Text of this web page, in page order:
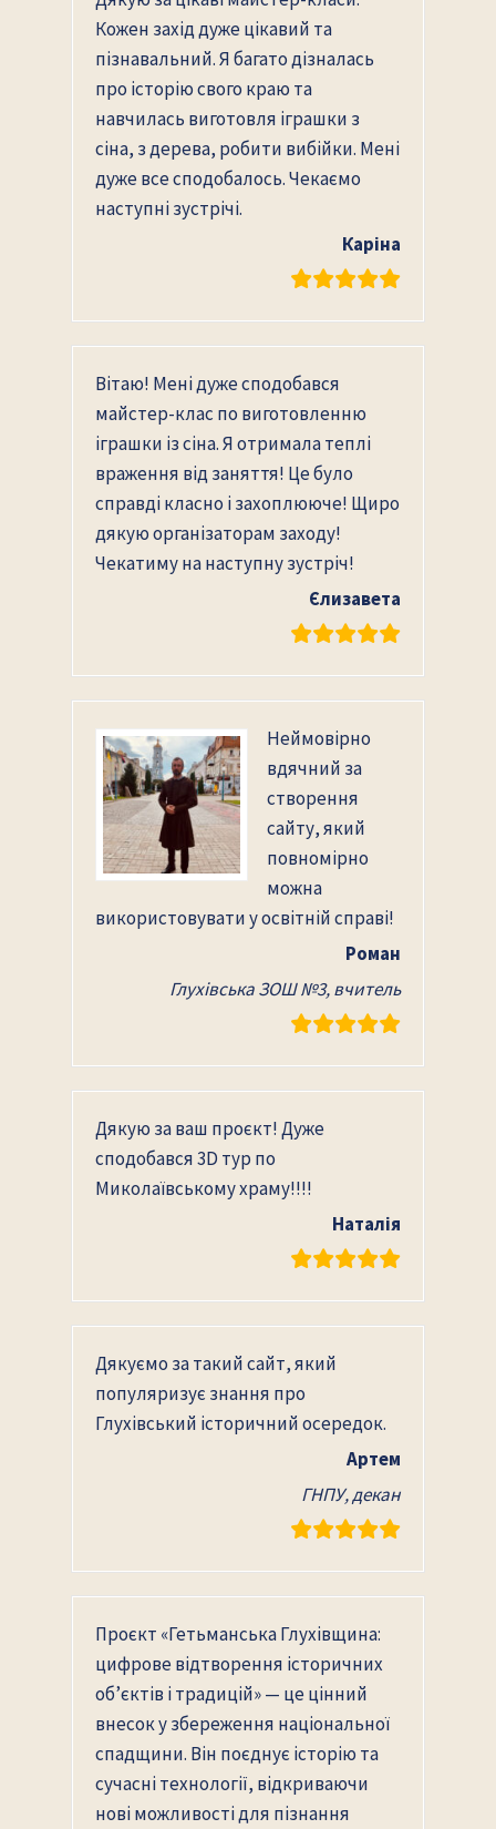
Кожен захід дуже цікавий та
пізнавальний. Я багато дізналась
про історію свого краю та
навчилась виготовля іграшки з
сіна, з дерева, робити вибійки. Мені
дуже все сподобалось. Чекаємо
наступні зустрічі.
Каріна
Вітаю! Мені дуже сподобався
майстер-клас по виготовленню
іграшки із сіна. Я отримала теплі
враження від заняття! Це було
справді класно і захоплююче! Щиро
дякую організаторам заходу!
Чекатиму на наступну зустріч!
Єлизавета
Неймовірно
вдячний за
створення
сайту, який
повномірно
можна
використовувати у освітній справі!
Роман
Глухівська ЗОШ №3, вчитель
Дякую за ваш проєкт! Дуже
сподобався 3D тур по
Миколаївському храму!!!!
Наталія
Дякуємо за такий сайт, який
популяризує знання про
Глухівський історичний осередок.
Артем
ГНПУ, декан
Проєкт «Гетьманська Глухівщина:
цифрове відтворення історичних
об’єктів і традицій» — це цінний
внесок у збереження національної
спадщини. Він поєднує історію та
сучасні технології, відкриваючи
нові можливості для пізнання